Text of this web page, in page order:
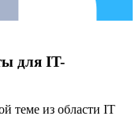
для IT-
теме из области IT